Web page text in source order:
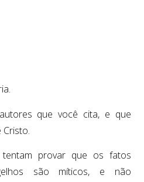
que você cita, e que
Cristo.
provar que os fatos
são míticos, e não